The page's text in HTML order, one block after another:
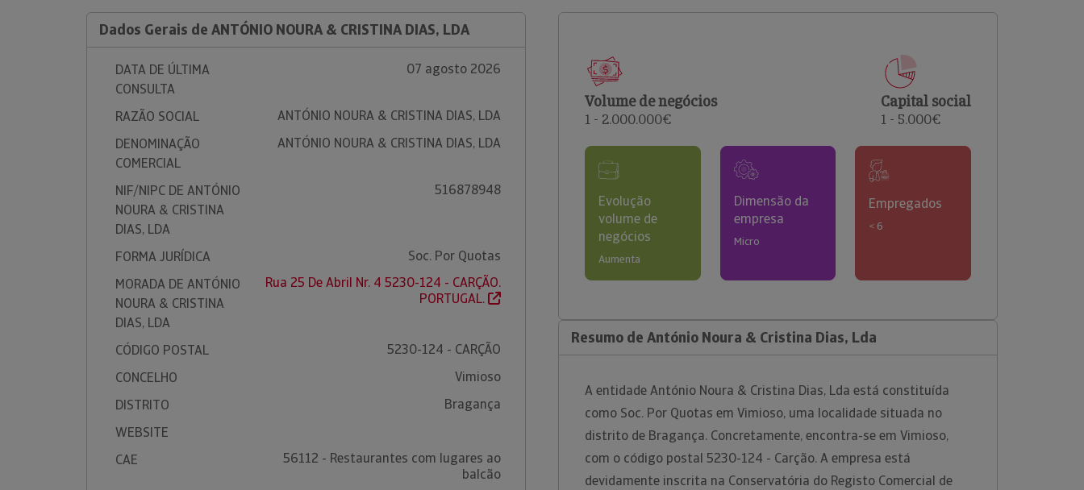
comerciais e analisar o risco de incumprimento dos
Dados Gerais de ANTÓNIO NOURA & CRISTINA DIAS, LDA
DATA DE ÚLTIMA
CONSULTA
07 agosto 2026
RAZÃO SOCIAL
ANTÓNIO NOURA & CRISTINA DIAS, LDA
DENOMINAÇÃO
COMERCIAL
ANTÓNIO NOURA & CRISTINA DIAS, LDA
NIF/NIPC DE ANTÓNIO
NOURA & CRISTINA
DIAS, LDA
516878948
FORMA JURÍDICA
Soc. Por Quotas
MORADA DE ANTÓNIO
NOURA & CRISTINA
DIAS, LDA
Rua 25 De Abril Nr. 4 5230-124 - CARÇÃO.
PORTUGAL.
CÓDIGO POSTAL
5230-124 - CARÇÃO
CONCELHO
Vimioso
DISTRITO
Bragança
WEBSITE
CAE
56112 - Restaurantes com lugares ao
balcão
Volume de negócios
1 - 2.000.000€
Capital social
1 - 5.000€
Evolução
volume de
negócios
Aumenta
Dimensão da
empresa
Micro
Empregados
< 6
Resumo de António Noura & Cristina Dias, Lda
A entidade António Noura & Cristina Dias, Lda está constituída
como Soc. Por Quotas em Vimioso, uma localidade situada no
distrito de Bragança. Concretamente, encontra-se em Vimioso,
com o código postal 5230-124 - Carção. A empresa está
devidamente inscrita na Conservatória do Registo Comercial de